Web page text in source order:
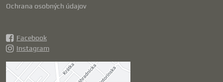
Ochrana osobných údajov
Facebook
Instagram